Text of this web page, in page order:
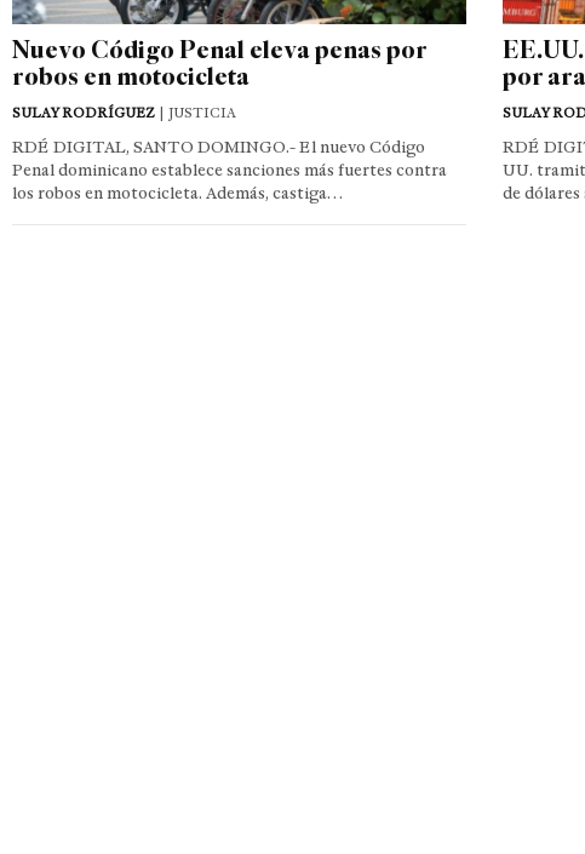
Nuevo Código Penal eleva penas por
robos en motocicleta
SULAY RODRÍGUEZ | JUSTICIA
RDÉ DIGITAL, SANTO DOMINGO.- El nuevo Código
Penal dominicano establece sanciones más fuertes contra
los robos en motocicleta. Además, castiga…
por
SULAY
RDÉ
UU.
de